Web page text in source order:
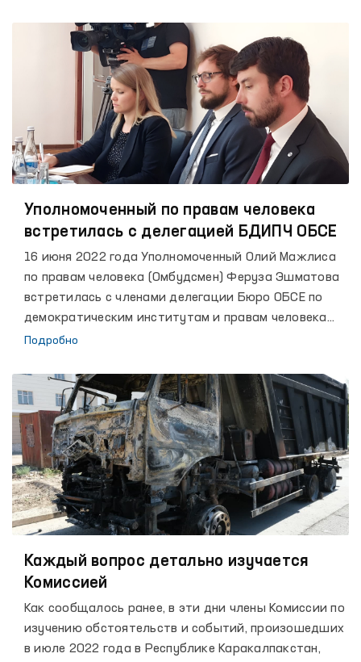
Уполномоченный по правам человека
встретилась с делегацией БДИПЧ ОБСЕ
16 июня 2022 года Уполномоченный Олий Мажлиса
по правам человека (Омбудсмен) Феруза Эшматова
встретилась с членами делегации Бюро ОБСЕ по
демократическим институтам и правам человека
(БДИПЧ ОБСЕ) во главе с Эоганом Мерфи. На встрече
ребенка Алия Юнусова.
Подробно
Каждый вопрос детально изучается
Комиссией
Как сообщалось ранее, в эти дни члены Комиссии по
изучению обстоятельств и событий, произошедших
в июле 2022 года в Республике Каракалпакстан,